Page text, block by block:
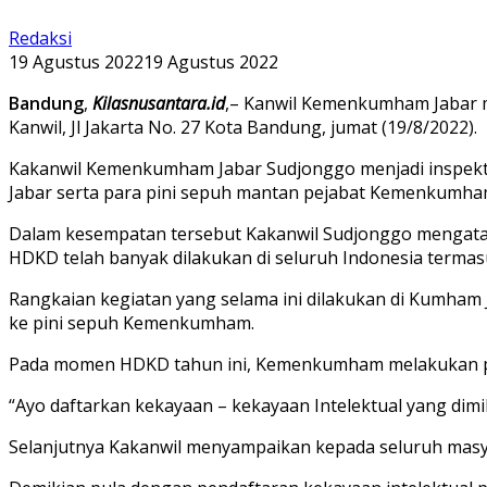
Redaksi
19 Agustus 202219 Agustus 2022
Bandung, Kilasnusantara.id,– Kanwil Kemenkumham
Kanwil, Jl Jakarta No. 27 Kota Bandung, jumat (19/8/2022).
Kakanwil Kemenkumham Jabar Sudjonggo menjadi
Jabar serta para pini sepuh mantan pejabat
Dalam kesempatan tersebut Kakanwil Sudjonggo
HDKD telah banyak dilakukan di seluruh Indonesia
Rangkaian kegiatan yang selama ini dilakukan di
ke pini sepuh Kemenkumham.
Pada momen HDKD tahun ini, Kemenkumham
“Ayo daftarkan kekayaan – kekayaan Intelektual yang
Selanjutnya Kakanwil menyampaikan kepada seluruh